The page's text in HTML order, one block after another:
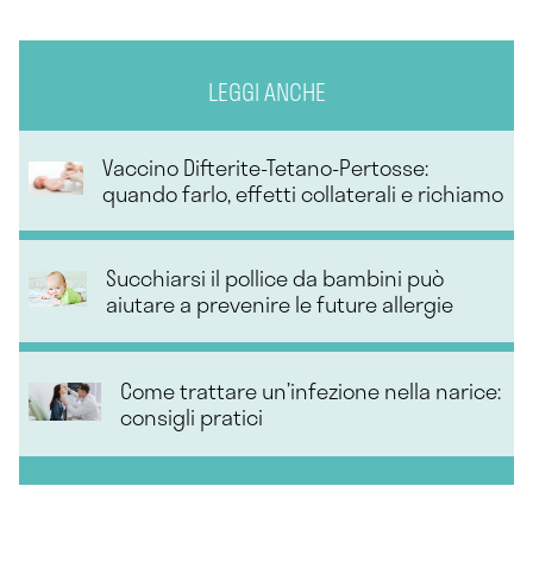
LEGGI ANCHE
Vaccino Difterite-Tetano-Pertosse:
quando farlo, effetti collaterali e richiamo
Succhiarsi il pollice da bambini può
aiutare a prevenire le future allergie
Come trattare un’infezione nella narice:
consigli pratici